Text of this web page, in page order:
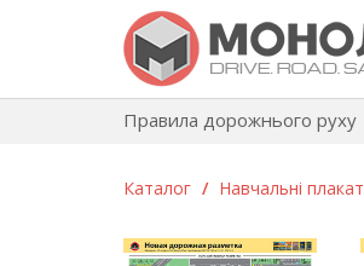
Правила дорожнього руху
Каталог / Навчальні